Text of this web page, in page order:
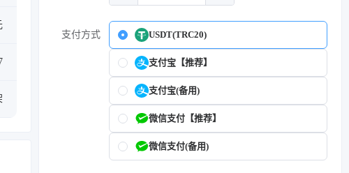
支付方式 USDT(TRC20)
支付宝【推荐】
支付宝(备用)
微信支付【推荐】
微信支付(备用)